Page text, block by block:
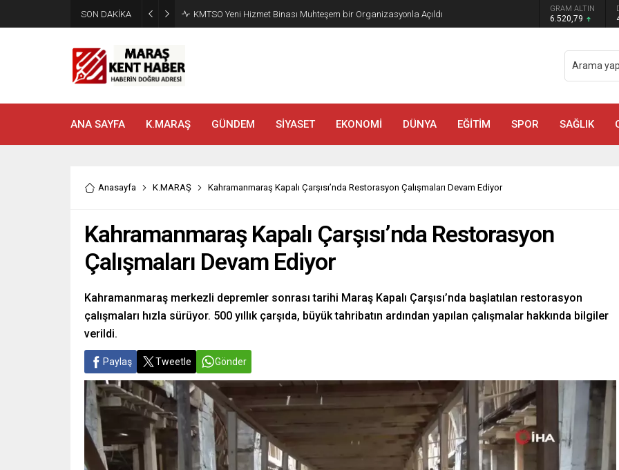
SON DAKİKA Madrigal, Perşembe Günü KAFUM’da Sahne Alacak GRAM ALTIN
6.520,79
ANA SAYFA K.MARAŞ GÜNDEM SİYASET EKONOMİ DÜNYA EĞİTİM SPOR SAĞLIK
Anasayfa K.MARAŞ Kahramanmaraş Kapalı Çarşısı’nda Restorasyon Çalışmaları Devam Ediyor
Kahramanmaraş Kapalı Çarşısı’nda Restorasyon
Çalışmaları Devam Ediyor
Kahramanmaraş merkezli depremler sonrası tarihi Maraş Kapalı Çarşısı’nda başlatılan restorasyon
çalışmaları hızla sürüyor. 500 yıllık çarşıda, büyük tahribatın ardından yapılan çalışmalar hakkında bilgiler
verildi.
Paylaş Tweetle Gönder